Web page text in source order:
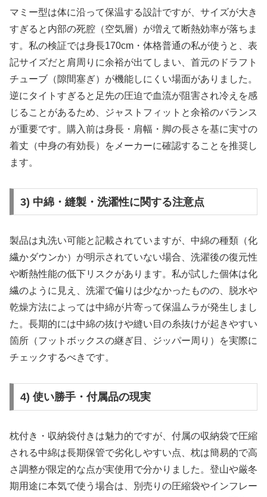
マミー型は体に沿って保温する設計ですが、サイズが大き
すぎると内部の死腔（空気層）が増えて断熱効率が落ちま
す。私の検証では身長170cm・体格普通の私が使うと、表
記サイズだと肩周りに余裕が出てしまい、首元のドラフト
チューブ（隙間塞ぎ）が機能しにくい場面がありました。
逆にタイトすぎると足先の圧迫で血流が阻害され冷えを感
じることがあるため、ジャストフィットと余裕のバランス
が重要です。購入前は身長・肩幅・脚の長さを基に実寸の
着丈（中身の有効長）をメーカーに確認することを推奨し
ます。
3) 中綿・縫製・洗濯性に関する注意点
製品は丸洗い可能と記載されていますが、中綿の種類（化
繊かダウンか）が明示されていない場合、洗濯後の復元性
や断熱性能の低下リスクがあります。私が試した個体は化
繊のように見え、洗濯で偏りは少なかったものの、脱水や
乾燥方法によっては中綿が片寄って保温ムラが発生しまし
た。長期的には中綿の抜けや縫い目の糸抜けが起きやすい
箇所（フットボックスの継ぎ目、ジッパー周り）を実際に
チェックするべきです。
4) 使い勝手・付属品の現実
枕付き・収納袋付きは魅力的ですが、付属の収納袋で圧縮
される中綿は長期保管で劣化しやすい点、枕は簡易的で高
さ調整が限定的な点が実使用で分かりました。登山や厳冬
期用途に本気で使う場合は、別売りの圧縮袋やインフレー